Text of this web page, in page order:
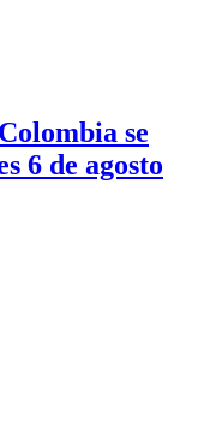
se
6 de agosto